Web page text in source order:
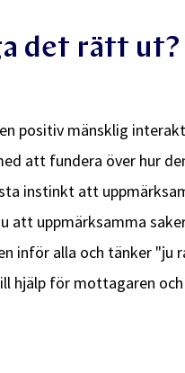
det rätt ut?
positiv mänsklig
att fundera över hur
instinkt att
att uppmärksamma
inför alla och tänker "ju
hjälp för mottagaren